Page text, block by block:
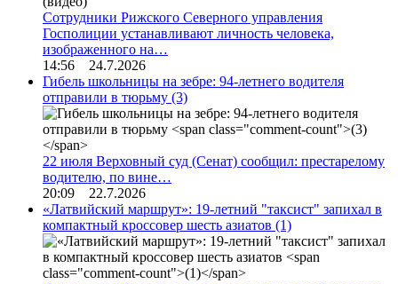
Сотрудники Рижского Северного управления
Госполиции устанавливают личность человека,
изображенного на…
14:56 24.7.2026
Гибель школьницы на зебре: 94-летнего водителя
отправили в тюрьму (3)
22 июля Верховный суд (Сенат) сообщил: престарелому
водителю, по вине…
20:09 22.7.2026
«Латвийский маршрут»: 19-летний "таксист" запихал в
компактный кроссовер шесть азиатов (1)